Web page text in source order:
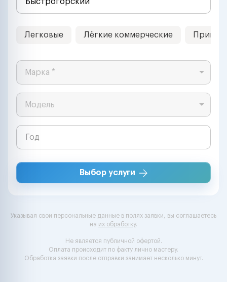
Легковые Лёгкие коммерческие
Марка *
Модель
Выбор услуги
Указывая свои персональные данные в полях заявки, вы соглашаетесь
на их обработку.
Не является публичной офертой.
Оплата происходит по факту лично мастеру.
Обработка заявки после отправки занимает несколько минут.